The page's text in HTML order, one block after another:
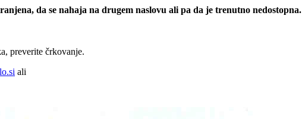
da se nahaja na drugem naslovu ali pa da je trenutno nedostopna.
preverite črkovanje.
ali